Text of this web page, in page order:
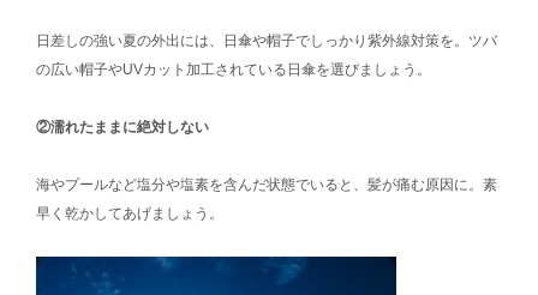
日差しの強い夏の外出には、日傘や帽子でしっかり紫外線対策を。ツバ
の広い帽子やUVカット加工されている日傘を選びましょう。
②濡れたままに絶対しない
海やプールなど塩分や塩素を含んだ状態でいると、髪が痛む原因に。素
早く乾かしてあげましょう。